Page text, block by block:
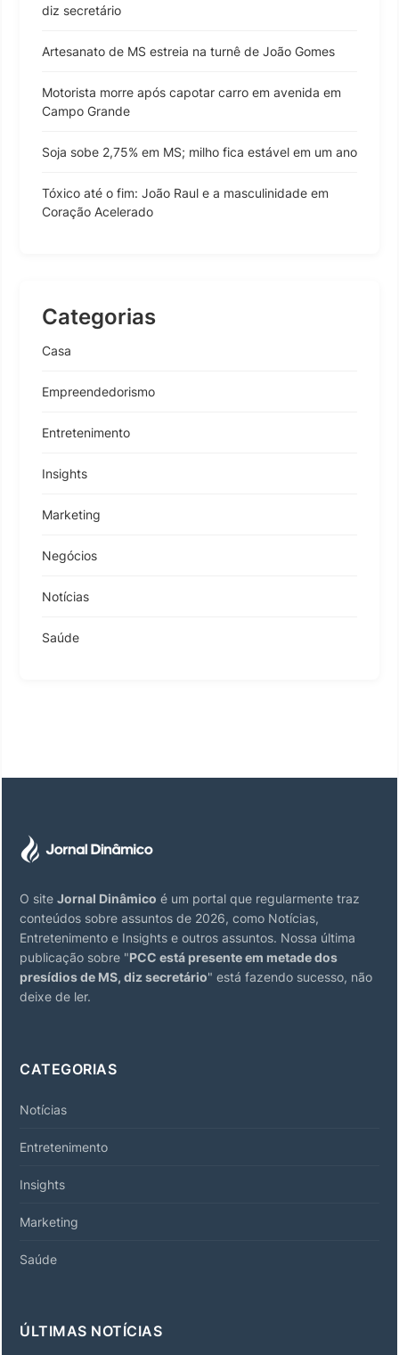
diz secretário
Artesanato de MS estreia na turnê de João Gomes
Motorista morre após capotar carro em avenida em
Campo Grande
Soja sobe 2,75% em MS; milho fica estável em um ano
Tóxico até o fim: João Raul e a masculinidade em
Coração Acelerado
Categorias
Casa
Empreendedorismo
Entretenimento
Insights
Marketing
Negócios
Notícias
Saúde
O site Jornal Dinâmico é um portal que regularmente traz
conteúdos sobre assuntos de 2026, como Notícias,
Entretenimento e Insights e outros assuntos. Nossa última
publicação sobre "PCC está presente em metade dos
presídios de MS, diz secretário" está fazendo sucesso, não
deixe de ler.
CATEGORIAS
Notícias
Entretenimento
Insights
Marketing
Saúde
ÚLTIMAS NOTÍCIAS